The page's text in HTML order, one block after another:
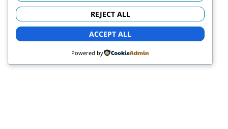
REJECT ALL
ACCEPT ALL
Powered by